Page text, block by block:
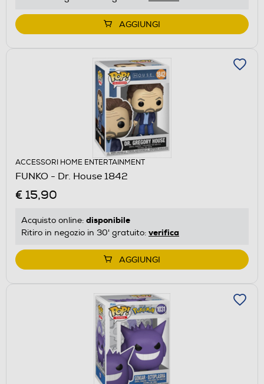
AGGIUNGI
ACCESSORI HOME ENTERTAINMENT
FUNKO - Dr. House 1842
€ 15,90
Acquisto online: disponibile
Ritiro in negozio in 30' gratuito: verifica
AGGIUNGI